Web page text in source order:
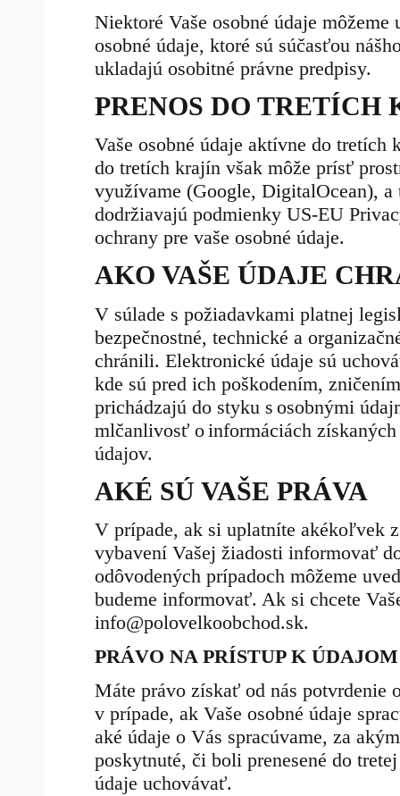
Niektoré Vaše osobné údaje
osobné údaje, ktoré sú súčasťou
ukladajú osobitné právne predpisy.
PRENOS DO TRETÍCH
Vaše osobné údaje aktívne do tretích
do tretích krajín však môže prísť
využívame (Google, DigitalOcean),
dodržiavajú podmienky US-EU
ochrany pre vaše osobné údaje.
AKO VAŠE ÚDAJE
V súlade s požiadavkami platnej
bezpečnostné, technické a
chránili. Elektronické údaje sú
kde sú pred ich poškodením,
prichádzajú do styku s osobnými
mlčanlivosť o informáciách
údajov.
AKÉ SÚ VAŠE PRÁVA
V prípade, ak si uplatníte akékoľvek
vybavení Vašej žiadosti informovať
odôvodených prípadoch môžeme
budeme informovať. Ak si chcete
info@polovelkoobchod.sk.
PRÁVO NA PRÍSTUP K ÚDAJOM
Máte právo získať od nás potvrdenie
v prípade, ak Vaše osobné údaje
aké údaje o Vás spracúvame, za
poskytnuté, či boli prenesené do
údaje uchovávať.